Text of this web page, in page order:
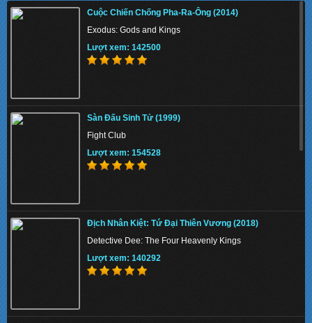
Cuộc Chiến Chống Pha-Ra-Ông (2014)
Exodus: Gods and Kings
Lượt xem: 142500
Sàn Đấu Sinh Tử (1999)
Fight Club
Lượt xem: 154528
Địch Nhân Kiệt: Tứ Đại Thiên Vương (2018)
Detective Dee: The Four Heavenly Kings
Lượt xem: 140292